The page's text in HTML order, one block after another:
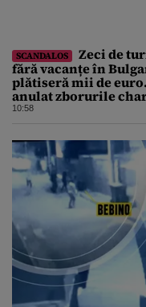
SCANDALOS
Zeci de
fără vacanțe în
plătiseră mii de
anulat zborurile
pe alta
10:58